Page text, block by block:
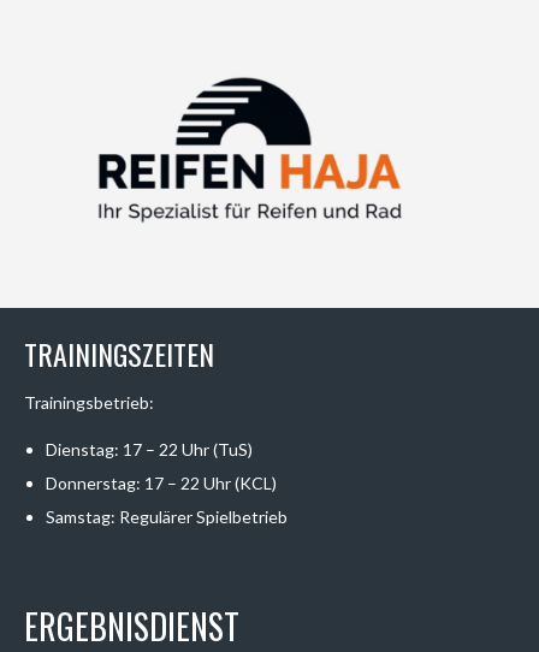
TRAININGSZEITEN
Trainingsbetrieb:
Dienstag: 17 – 22 Uhr (TuS)
Donnerstag: 17 – 22 Uhr (KCL)
Samstag: Regulärer Spielbetrieb
ERGEBNISDIENST